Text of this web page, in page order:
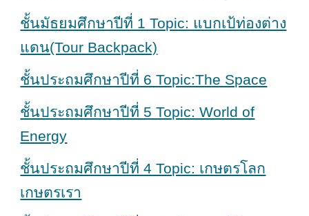
ชั้นมัธยมศึกษาปีที่ 1 Topic: แบกเป้ท่องต่าง
แดน(Tour Backpack)
ชั้นประถมศึกษาปีที่ 6 Topic:The Space
ชั้นประถมศึกษาปีที่ 5 Topic: World of
Energy
ชั้นประถมศึกษาปีที่ 4 Topic: เกษตรโลก
เกษตรเรา